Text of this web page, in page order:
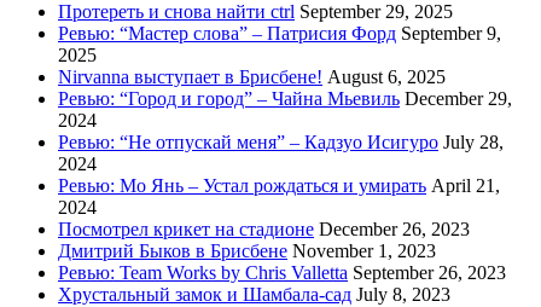
Протереть и снова найти ctrl September 29, 2025
Ревью: “Мастер слова” – Патрисия Форд September 9,
2025
Nirvanna выступает в Брисбене! August 6, 2025
Ревью: “Город и город” – Чайна Мьевиль December 29,
2024
Ревью: “Не отпускай меня” – Кадзуо Исигуро July 28,
2024
Ревью: Мо Янь – Устал рождаться и умирать April 21,
2024
Посмотрел крикет на стадионе December 26, 2023
Дмитрий Быков в Брисбене November 1, 2023
Ревью: Team Works by Chris Valletta September 26, 2023
Хрустальный замок и Шамбала-сад July 8, 2023